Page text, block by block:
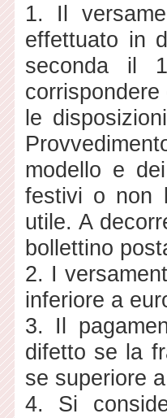
1. Il
effettuato in
seconda il
le
modello e
festivi o non
utile. A
bollettino
2. I
inferiore a
3. Il
difetto se la
se superiore
4. Si